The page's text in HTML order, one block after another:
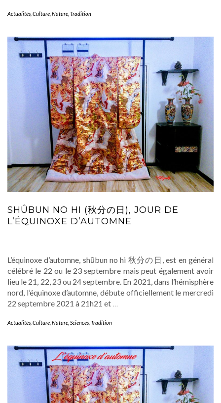
Actualités Culture Nature Tradition
SHÛBUN NO HI (秋分の日), JOUR DE
L’ÉQUINOXE D’AUTOMNE
L’équinoxe d’automne, shūbun no hi 秋分の日, est en général
célébré le 22 ou le 23 septembre mais peut également avoir
lieu le 21, 22, 23 ou 24 septembre. En 2021, dans l’hémisphère
nord, l’équinoxe d’automne, débute officiellement le mercredi
22 septembre 2021 à 21h21 et
Actualités Culture Nature Sciences Tradition